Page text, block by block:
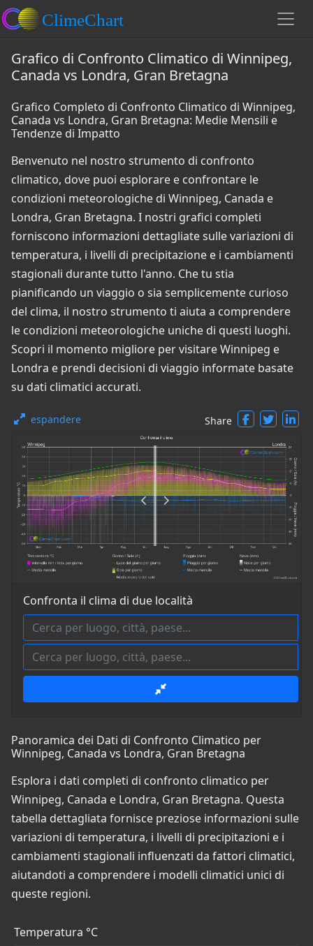
Grafico di Confronto Climatico di Winnipeg,
Canada vs Londra, Gran Bretagna
Grafico Completo di Confronto Climatico di Winnipeg,
Canada vs Londra, Gran Bretagna: Medie Mensili e
Tendenze di Impatto
Benvenuto nel nostro strumento di confronto
climatico, dove puoi esplorare e confrontare le
condizioni meteorologiche di Winnipeg, Canada e
Londra, Gran Bretagna. I nostri grafici completi
forniscono informazioni dettagliate sulle variazioni di
temperatura, i livelli di precipitazione e i cambiamenti
stagionali durante tutto l'anno. Che tu stia
pianificando un viaggio o sia semplicemente curioso
del clima, il nostro strumento ti aiuta a comprendere
le condizioni meteorologiche uniche di questi luoghi.
Scopri il momento migliore per visitare Winnipeg e
Londra e prendi decisioni di viaggio informate basate
su dati climatici accurati.
espandere Share
Confronta il clima di due località
Panoramica dei Dati di Confronto Climatico per
Winnipeg, Canada vs Londra, Gran Bretagna
Esplora i dati completi di confronto climatico per
Winnipeg, Canada e Londra, Gran Bretagna. Questa
tabella dettagliata fornisce preziose informazioni sulle
variazioni di temperatura, i livelli di precipitazioni e i
cambiamenti stagionali influenzati da fattori climatici,
aiutandoti a comprendere i modelli climatici unici di
queste regioni.
Temperatura °C